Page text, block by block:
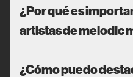
¿Por qué es
artistas de melodic
¿Cómo puedo